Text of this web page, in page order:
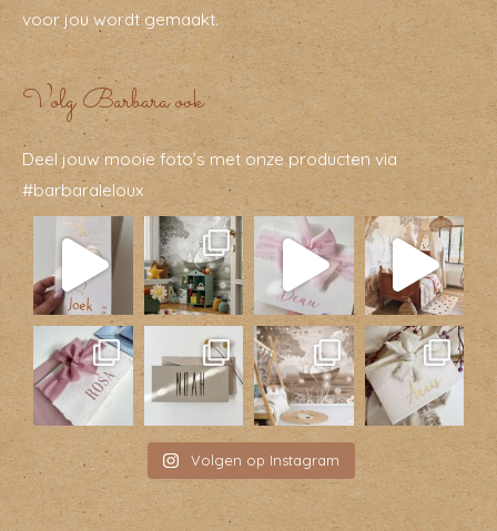
voor jou wordt gemaakt.
Volg Barbara ook
Deel jouw mooie foto’s met onze producten via
#barbaraleloux
Volgen op Instagram